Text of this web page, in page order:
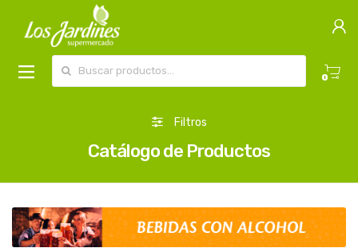
0
Filtros
Catálogo de Productos